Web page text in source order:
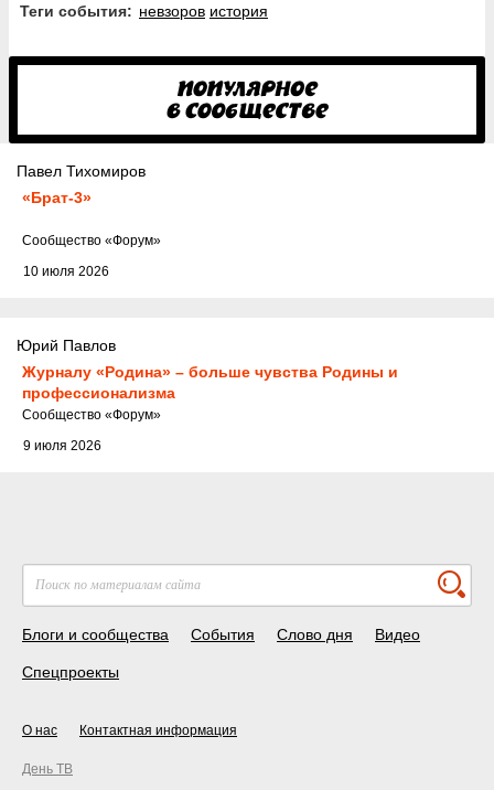
Теги события: невзоров история
Павел Тихомиров
«Брат-3»
10 июля 2026
Cообщество «Форум»
Юрий Павлов
Журналу «Родина» – больше чувства Родины и
профессионализма
9 июля 2026
Cообщество «Форум»
Блоги и сообщества События Слово дня Видео
Спецпроекты
О нас Контактная информация
День ТВ